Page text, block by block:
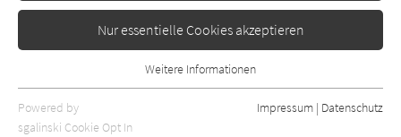
Nur essentielle Cookies akzeptieren
Essentielle Cookies werden für grundlegende Funktionen der
Webseite benötigt. Dadurch ist gewährleistet, dass die Webseite
Weitere Informationen
Powered by
sgalinski Cookie Opt In
Impressum | Datenschutz